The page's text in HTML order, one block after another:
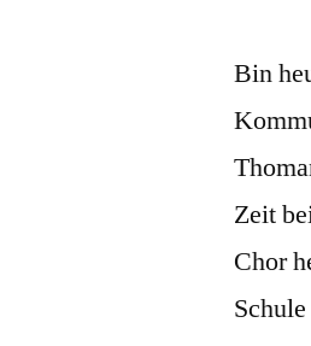
Bin
Zeit
Chor